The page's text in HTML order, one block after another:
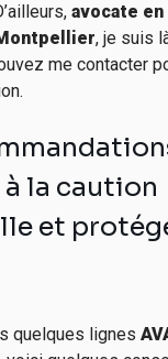
avocate
, je suis
me contacter
la caution
et
quelques lignes